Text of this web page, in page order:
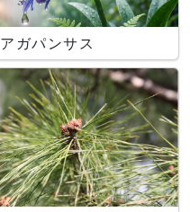
アガパンサス